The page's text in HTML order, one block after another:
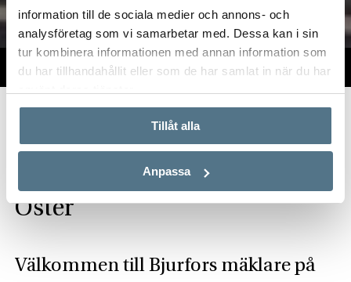
information till de sociala medier och annons- och
analysföretag som vi samarbetar med. Dessa kan i sin
tur kombinera informationen med annan information som
du har tillhandahållit eller som de har samlat in när du har
Tillåt alla
Anpassa
TILL SALU VI PÅ KONTORET VÄRDERA
Hitta mäklare på Malmö
Öster
Välkommen till Bjurfors mäklare på